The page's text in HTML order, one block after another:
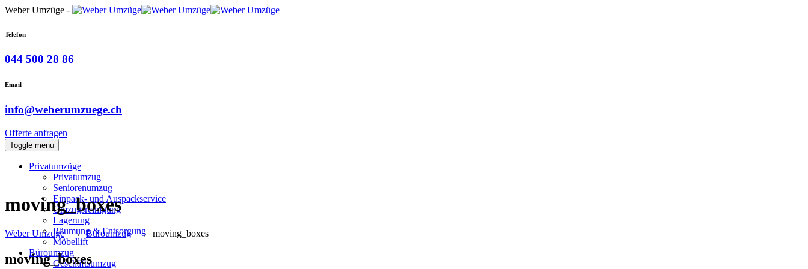
Weber Umzüge -
Telefon
044 500 28 86
Email
info@weberumzuege.ch
Offerte anfragen
Toggle menu
Privatumzüge
Privatumzug
Seniorenumzug
Einpack- und Auspackservice
Umzugsreinigung
Lagerung
Räumung & Entsorgung
Möbellift
Büroumzug
Geschäftsumzug
moving_boxes
Weber Umzüge →Büroumzug→ moving_boxes
moving_boxes